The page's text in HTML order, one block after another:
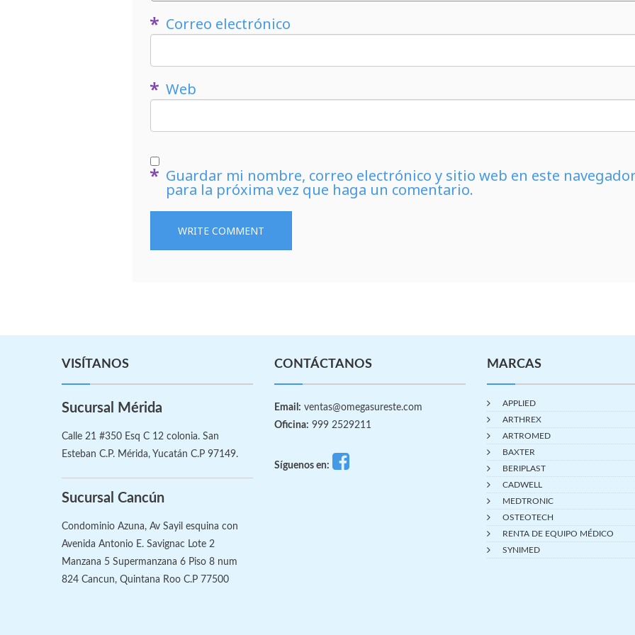
Correo electrónico
Web
Guardar mi nombre, correo electrónico y sitio web en este
para la próxima vez que haga un comentario.
VISÍTANOS
Sucursal Mérida
Calle 21 #350 Esq C 12 colonia. San
Esteban C.P. Mérida, Yucatán C.P 97149.
Sucursal Cancún
Condominio Azuna, Av Sayil esquina con
Avenida Antonio E. Savignac Lote 2
Manzana 5 Supermanzana 6 Piso 8 num
824 Cancun, Quintana Roo C.P 77500
CONTÁCTANOS
Email: ventas@omegasureste.com
Oficina: 999 2529211
Síguenos en:
MARCAS
APPLIED
ARTHREX
ARTROMED
BAXTER
BERIPLAST
CADWELL
MEDTRONIC
OSTEOTECH
RENTA DE EQUIPO MÉDICO
SYNIMED